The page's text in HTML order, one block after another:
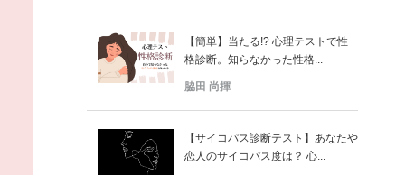
【簡単】当たる!? 心理テストで性
格診断。知らなかった性格...
脇田 尚揮
【サイコパス診断テスト】あなたや
恋人のサイコパス度は？ 心...